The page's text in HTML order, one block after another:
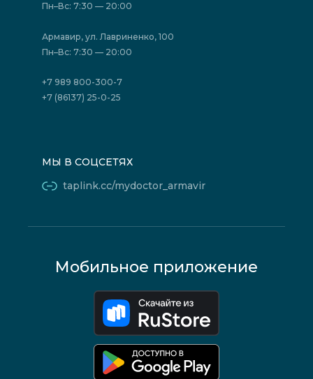
Политика конфиденциальности
Акции
Отзывы
Государственные программы
Юридическим лицам
Пн–Вс: 7:30 — 20:00
Армавир, ул. Лавриненко, 100
Пн–Вс: 7:30 — 20:00
+7 989 800-300-7
+7 (86137) 25-0-25
МЫ В СОЦСЕТЯХ
taplink.cc/mydoctor_armavir
Мобильное приложение